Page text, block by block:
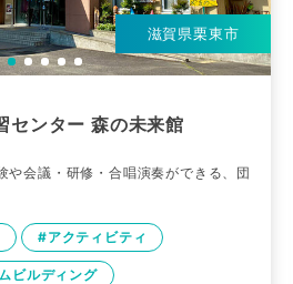
滋賀県栗東市
センター 森の未来館
や会議・研修・合唱演奏ができる、団
#アクティビティ
ビルディング